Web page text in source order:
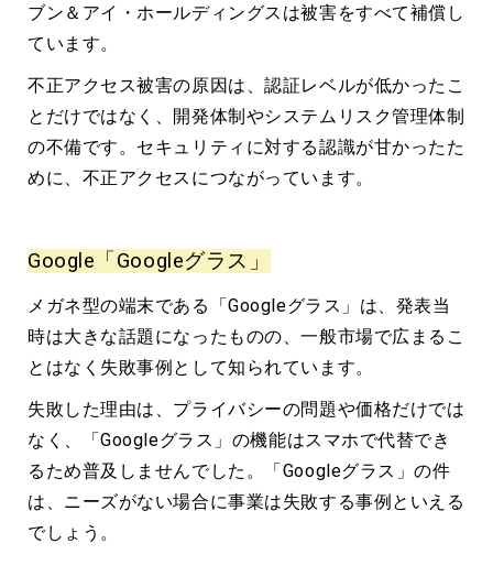
ブン＆アイ・ホールディングスは被害をすべて補償し
ています。
不正アクセス被害の原因は、認証レベルが低かったこ
とだけではなく、開発体制やシステムリスク管理体制
の不備です。セキュリティに対する認識が甘かったた
めに、不正アクセスにつながっています。
Google「Googleグラス」
メガネ型の端末である「Googleグラス」は、発表当
時は大きな話題になったものの、一般市場で広まるこ
とはなく失敗事例として知られています。
失敗した理由は、プライバシーの問題や価格だけでは
なく、「Googleグラス」の機能はスマホで代替でき
るため普及しませんでした。「Googleグラス」の件
は、ニーズがない場合に事業は失敗する事例といえる
でしょう。